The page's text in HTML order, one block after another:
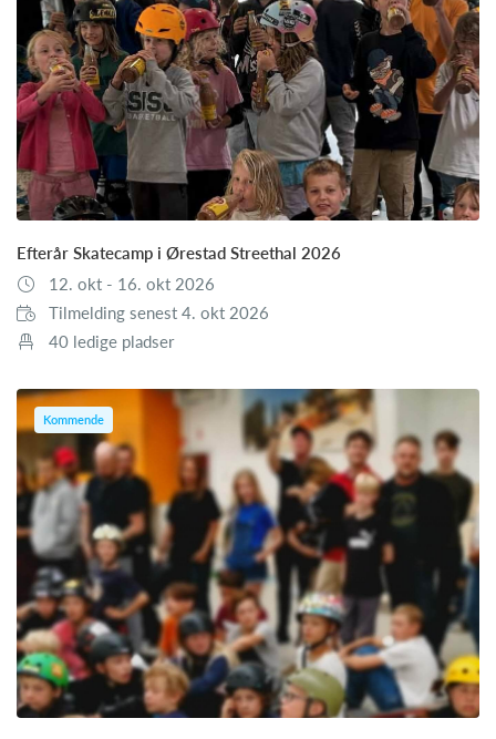
Efterår Skatecamp i Ørestad Streethal 2026
12. okt - 16. okt 2026
Tilmelding senest 4. okt 2026
40 ledige pladser
Kommende